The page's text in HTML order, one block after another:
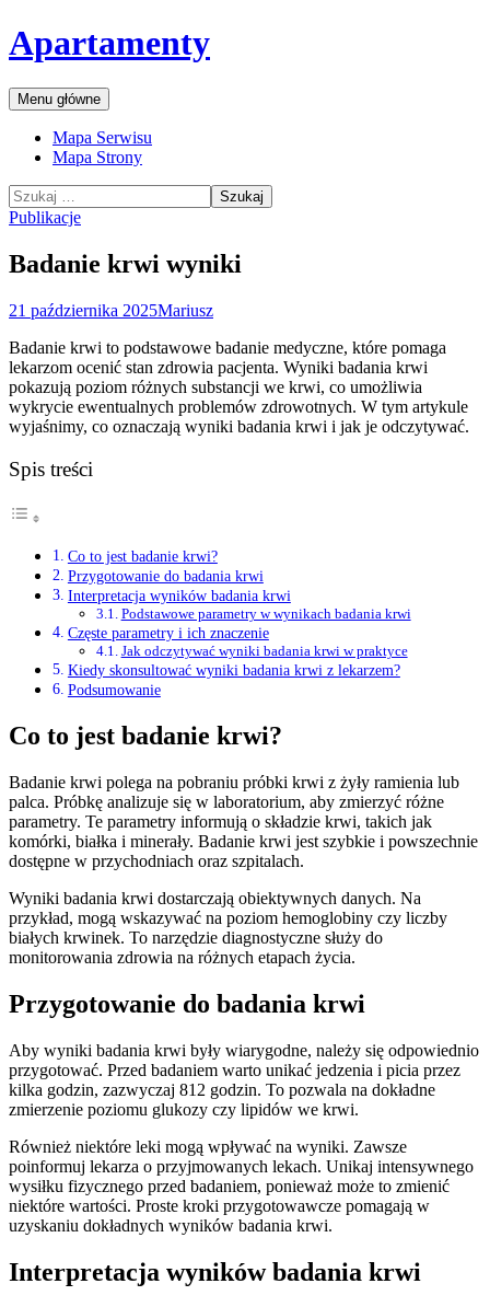
Przejdź
do
Apartamenty
Szukaj
Menu główne
Mapa Serwisu
Mapa Strony
Szukaj:
Publikacje
Badanie krwi wyniki
21 października 2025Mariusz
Badanie krwi to podstawowe badanie medyczne, które pomaga
lekarzom ocenić stan zdrowia pacjenta. Wyniki badania krwi
pokazują poziom różnych substancji we krwi, co umożliwia
wykrycie ewentualnych problemów zdrowotnych. W tym artykule
wyjaśnimy, co oznaczają wyniki badania krwi i jak je odczytywać.
Spis treści
Co to jest badanie krwi?
Przygotowanie do badania krwi
Interpretacja wyników badania krwi
Podstawowe parametry w wynikach badania krwi
Częste parametry i ich znaczenie
Jak odczytywać wyniki badania krwi w praktyce
Kiedy skonsultować wyniki badania krwi z lekarzem?
Podsumowanie
Co to jest badanie krwi?
Badanie krwi polega na pobraniu próbki krwi z żyły ramienia lub
palca. Próbkę analizuje się w laboratorium, aby zmierzyć różne
parametry. Te parametry informują o składzie krwi, takich jak
komórki, białka i minerały. Badanie krwi jest szybkie i powszechnie
dostępne w przychodniach oraz szpitalach.
Wyniki badania krwi dostarczają obiektywnych danych. Na
przykład, mogą wskazywać na poziom hemoglobiny czy liczby
białych krwinek. To narzędzie diagnostyczne służy do
monitorowania zdrowia na różnych etapach życia.
Przygotowanie do badania krwi
Aby wyniki badania krwi były wiarygodne, należy się odpowiednio
przygotować. Przed badaniem warto unikać jedzenia i picia przez
kilka godzin, zazwyczaj 812 godzin. To pozwala na dokładne
zmierzenie poziomu glukozy czy lipidów we krwi.
Również niektóre leki mogą wpływać na wyniki. Zawsze
poinformuj lekarza o przyjmowanych lekach. Unikaj intensywnego
wysiłku fizycznego przed badaniem, ponieważ może to zmienić
niektóre wartości. Proste kroki przygotowawcze pomagają w
uzyskaniu dokładnych wyników badania krwi.
Interpretacja wyników badania krwi